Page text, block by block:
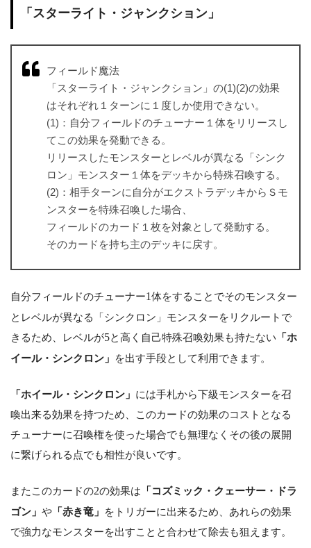
「スターライト・ジャンクション」
フィールド魔法
「スターライト・ジャンクション」の(1)(2)の効果
はそれぞれ１ターンに１度しか使用できない。
(1)：自分フィールドのチューナー１体をリリースし
てこの効果を発動できる。
リリースしたモンスターとレベルが異なる「シンク
ロン」モンスター１体をデッキから特殊召喚する。
(2)：相手ターンに自分がエクストラデッキからＳモ
ンスターを特殊召喚した場合、
フィールドのカード１枚を対象として発動する。
そのカードを持ち主のデッキに戻す。
自分フィールドのチューナー1体をすることでそのモンスター
とレベルが異なる「シンクロン」モンスターをリクルートで
きるため、レベルが5と高く自己特殊召喚効果も持たない 「ホ
イール・シンクロン」 を出す手段として利用できます。
「ホイール・シンクロン」 には手札から下級モンスターを召
喚出来る効果を持つため、このカードの効果のコストとなる
チューナーに召喚権を使った場合でも無理なくその後の展開
に繋げられる点でも相性が良いです。
またこのカードの2の効果は 「コズミック・クェーサー・ドラ
ゴン」 や 「赤き竜」 をトリガーに出来るため、あれらの効果
で強力なモンスターを出すことと合わせて除去も狙えます。